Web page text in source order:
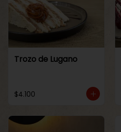
Trozo de Lugano
$4.100